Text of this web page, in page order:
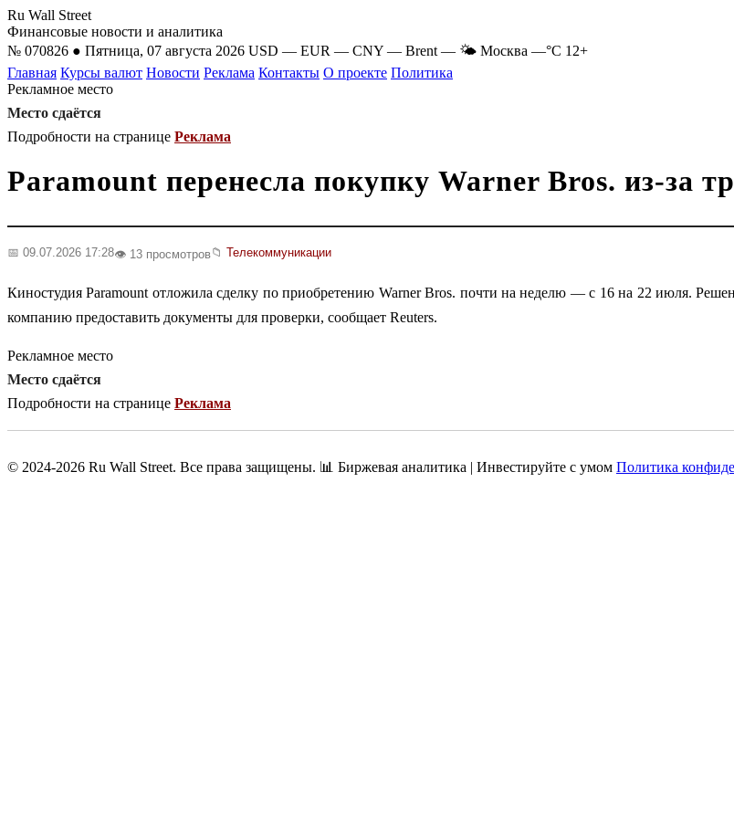
Ru Wall Street
Финансовые новости и аналитика
№ 070826 ● Пятница, 07 августа 2026 USD — EUR — CNY — Brent — 🌤 Москва —°C 12+
Главная Курсы валют Новости Реклама Контакты О проекте Политика
Рекламное место
Место сдаётся
Подробности на странице Реклама
Paramount перенесла покупку Warner Bros. из-за
📅 09.07.2026 17:28👁️ 13 просмотров📁 Телекоммуникации
Киностудия Paramount отложила сделку по приобретению Warner Bros. почти на неделю — с 16 на 22 июля.
компанию предоставить документы для проверки, сообщает Reuters.
Рекламное место
Место сдаётся
Подробности на странице Реклама
© 2024-2026 Ru Wall Street. Все права защищены. 📊 Биржевая аналитика | Инвестируйте с умом Политика